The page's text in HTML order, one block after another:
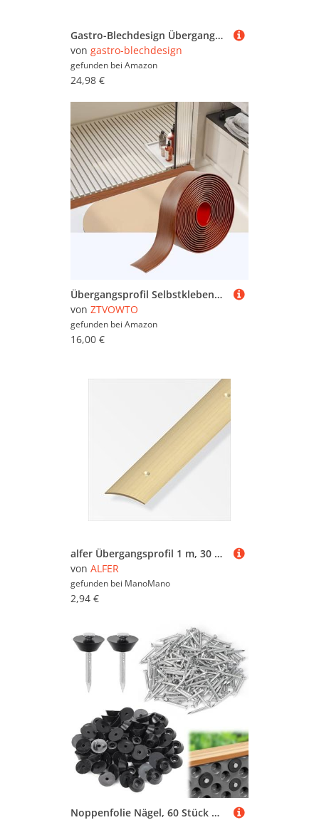
Gastro-Blechdesign Übergangsprofil - 90x16cm - Türschwellen Leiste 5WL- Übergangsleiste Edelstahl -1mm - Übergangsprofile Übergangsschiene - Bodenleiste 900x160mm
von gastro-blechdesign
gefunden bei Amazon
24,98 €
Übergangsprofil Selbstklebend, PVC Bodenleisten Selbstklebend, Türleiste Boden zum Verbinden Von Bodenfugen, Teppichschwellenübergängen, Bodenfliesen (Thailändisches Teakholz, 400cm*4cm)
von ZTVOWTO
gefunden bei Amazon
16,00 €
alfer Übergangsprofil 1 m, 30 x 5 mm PVC (Kunststoff) glatt morelle hell Übergangsprofil
von ALFER
gefunden bei ManoMano
2,94 €
Noppenfolie Nägel, 60 Stück M3x30mm Dichtnägel für Noppenbahn, Dicht Nagel mit Dichtscheiben für Hochbeet Noppenbahn Abschlussprofil